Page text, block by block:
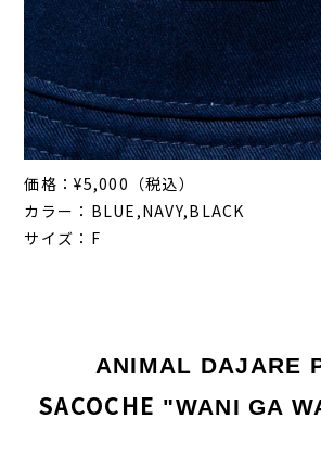
価格：¥5,000（税込）
カラー：BLUE,NAVY,BLACK
サイズ：F
ANIMAL DAJARE
SACOCHE "WANI GA